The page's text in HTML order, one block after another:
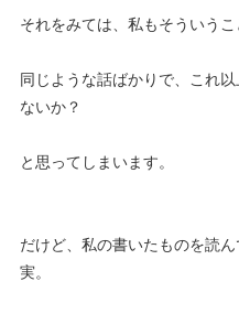
それをみては、私もそういうこ
同じような話ばかりで、これ
ないか？
と思ってしまいます。
だけど、私の書いたものを読
実。